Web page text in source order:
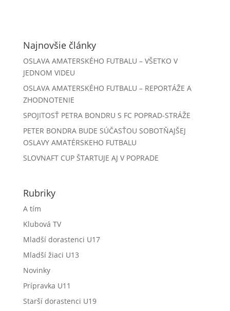
Najnovšie články
OSLAVA AMATERSKÉHO FUTBALU – VŠETKO V
JEDNOM VIDEU
OSLAVA AMATERSKÉHO FUTBALU – REPORTÁŽE A
ZHODNOTENIE
SPOJITOSŤ PETRA BONDRU S FC POPRAD-STRÁŽE
PETER BONDRA BUDE SÚČASŤOU SOBOTŇAJŠEJ
OSLAVY AMATÉRSKEHO FUTBALU
SLOVNAFT CUP ŠTARTUJE AJ V POPRADE
Rubriky
A tím
Klubová TV
Mladší dorastenci U17
Mladší žiaci U13
Novinky
Prípravka U11
Starší dorastenci U19